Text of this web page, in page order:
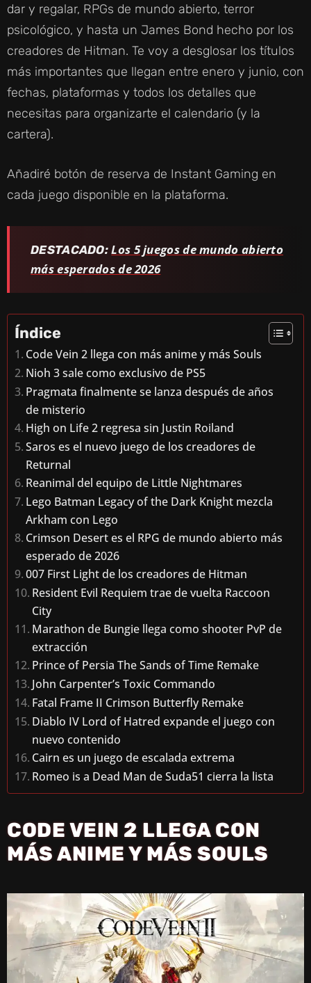
dar y regalar, RPGs de mundo abierto, terror
psicológico, y hasta un James Bond hecho por los
creadores de Hitman. Te voy a desglosar los títulos
más importantes que llegan entre enero y junio, con
fechas, plataformas y todos los detalles que
necesitas para organizarte el calendario (y la
cartera).
Añadiré botón de reserva de Instant Gaming en
cada juego disponible en la plataforma.
DESTACADO:Los 5 juegos de mundo abierto
más esperados de 2026
Índice
Code Vein 2 llega con más anime y más Souls
Nioh 3 sale como exclusivo de PS5
Pragmata finalmente se lanza después de años
de misterio
High on Life 2 regresa sin Justin Roiland
Saros es el nuevo juego de los creadores de
Returnal
Reanimal del equipo de Little Nightmares
Lego Batman Legacy of the Dark Knight mezcla
Arkham con Lego
Crimson Desert es el RPG de mundo abierto más
esperado de 2026
007 First Light de los creadores de Hitman
Resident Evil Requiem trae de vuelta Raccoon
City
Marathon de Bungie llega como shooter PvP de
extracción
Prince of Persia The Sands of Time Remake
John Carpenter’s Toxic Commando
Fatal Frame II Crimson Butterfly Remake
Diablo IV Lord of Hatred expande el juego con
nuevo contenido
Cairn es un juego de escalada extrema
Romeo is a Dead Man de Suda51 cierra la lista
CODE VEIN 2 LLEGA CON
MÁS ANIME Y MÁS SOULS